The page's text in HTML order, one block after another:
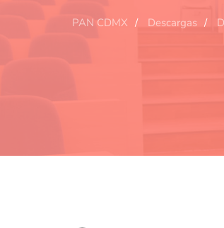
PAN CDMX Descargas